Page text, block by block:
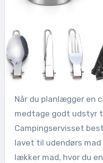
Når du planlægger en campingtur, skal du
medtage godt udstyr
Campingservisset
lavet til udendørs mad
lækker mad, hvor du